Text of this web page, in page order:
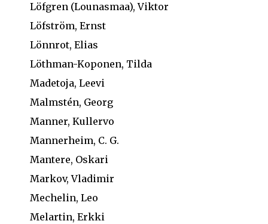
Löfgren (Lounasmaa), Viktor
Löfström, Ernst
Lönnrot, Elias
Löthman-Koponen, Tilda
Madetoja, Leevi
Malmstén, Georg
Manner, Kullervo
Mannerheim, C. G.
Mantere, Oskari
Markov, Vladimir
Mechelin, Leo
Melartin, Erkki